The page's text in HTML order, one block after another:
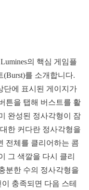
의 핵심 게임플
를 소개합니다.
단에 표시된 게이지가
튼을 탭해 버스트를 활
완성된 정사각형이 잠
한 커다란 정사각형을
전체를 클리어하는 콤
그 색깔을 다시 클리
분한 수의 정사각형을
충족되면 다음 스테